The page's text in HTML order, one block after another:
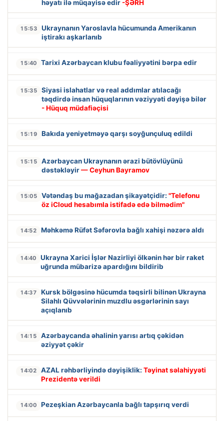
həyatı ilə müqayisə edir -ŞƏRH
15:53
Ukraynanın Yaroslavla hücumunda Amerikanın
iştirakı aşkarlanıb
15:40 Tarixi Azərbaycan klubu fəaliyyətini bərpa edir
15:35
Siyasi islahatlar və real addımlar atılacağı
təqdirdə insan hüquqlarının vəziyyəti dəyişə bilər
- Hüquq müdafiəçisi
15:19 Bakıda yeniyetməyə qarşı soyğunçuluq edildi
15:15
Azərbaycan Ukraynanın ərazi bütövlüyünü
dəstəkləyir— Ceyhun Bayramov
15:05 Vətəndaş bu mağazadan şikayətçidir: "Telefonu
öz iCloud hesabımla istifadə edə bilmədim"
14:52 Məhkəmə Rüfət Səfərovla bağlı xahişi nəzərə aldı
14:40
Ukrayna Xarici İşlər Nazirliyi ölkənin hər bir raket
uğrunda mübarizə apardığını bildirib
14:37
Kursk bölgəsinə hücumda təqsirli bilinən Ukrayna
Silahlı Qüvvələrinin muzdlu əsgərlərinin sayı
açıqlanıb
14:15
Azərbaycanda əhalinin yarısı artıq çəkidən
əziyyət çəkir
14:02 AZAL rəhbərliyində dəyişiklik: Təyinat səlahiyyəti
Prezidentə verildi
14:00 Pezeşkian Azərbaycanla bağlı tapşırıq verdi